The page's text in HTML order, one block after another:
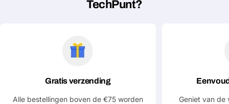
TechPunt?
Gratis verzending
Alle bestellingen boven de €75 worden
Geniet van de